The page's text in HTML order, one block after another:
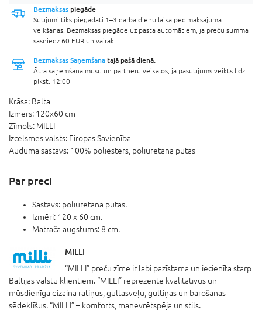
Bezmaksas piegāde
Sūtījumi tiks piegādāti 1–3 darba dienu laikā pēc maksājuma
veikšanas. Bezmaksas piegāde uz pasta automātiem, ja preču summa
sasniedz 60 EUR un vairāk.
Bezmaksas Saņemšana tajā pašā dienā.
Ātra saņemšana mūsu un partneru veikalos, ja pasūtījums veikts līdz
plkst. 12:00
Krāsa: Balta
Izmērs: 120x60 cm
Zīmols: MILLI
Izcelsmes valsts: Eiropas Savienība
Auduma sastāvs: 100% poliesters, poliuretāna putas
Par preci
Sastāvs: poliuretāna putas.
Izmēri: 120 x 60 cm.
Matrača augstums: 8 cm.
MILLI
“MILLI” preču zīme ir labi pazīstama un iecienīta starp
Baltijas valstu klientiem. “MILLI” reprezentē kvalitatīvus un
mūsdienīga dizaina ratiņus, gultasveļu, gultiņas un barošanas
sēdeklīšus. “MILLI” – komforts, manevrētspēja un stils.